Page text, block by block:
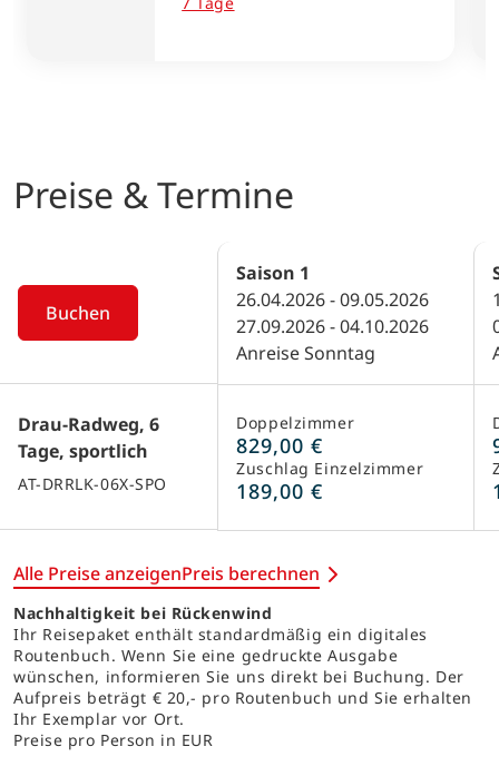
Preise & Termine
Buchen
Drau-Radweg, 6
Tage, sportlich
AT-DRRLK-06X-SPO
Saison 1
26.04.2026 - 09.05.2026
27.09.2026 - 04.10.2026
Anreise Sonntag
Doppelzimmer
829,00 €
Zuschlag Einzelzimmer
189,00 €
Alle Preise anzeigenPreis berechnen
Nachhaltigkeit bei Rückenwind
Ihr Reisepaket enthält standardmäßig ein digitales
Routenbuch. Wenn Sie eine gedruckte Ausgabe
wünschen, informieren Sie uns direkt bei Buchung. Der
Aufpreis beträgt € 20,- pro Routenbuch und Sie erhalten
Ihr Exemplar vor Ort.
Preise pro Person in EUR